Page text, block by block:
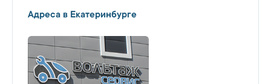
Адреса в Екатеринбурге